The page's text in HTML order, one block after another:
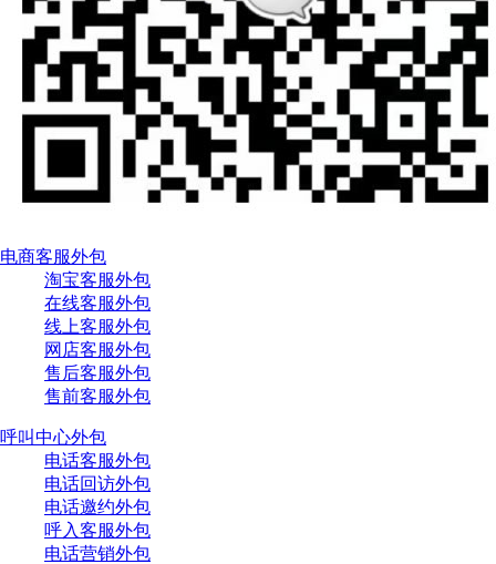
电商客服外包
淘宝客服外包
在线客服外包
线上客服外包
网店客服外包
售后客服外包
售前客服外包
呼叫中心外包
电话客服外包
电话回访外包
电话邀约外包
呼入客服外包
电话营销外包